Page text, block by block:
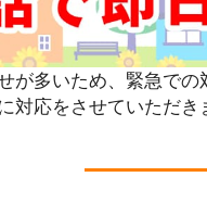
が多いため、緊急で
対応をさせていただき